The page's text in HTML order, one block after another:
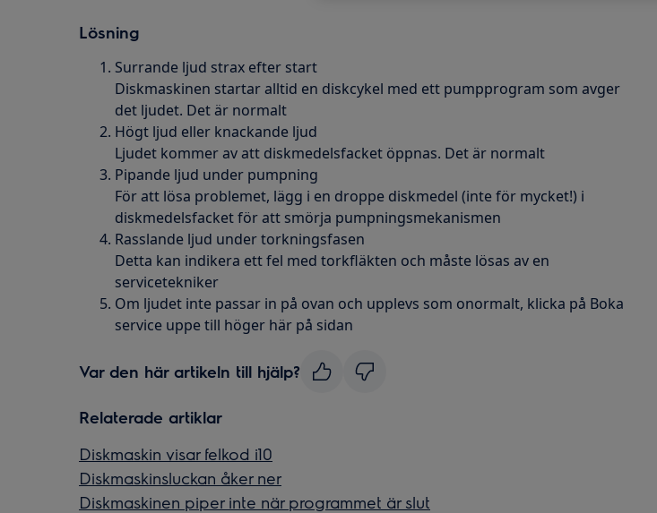
Lösning
Surrande ljud strax efter start
Diskmaskinen startar alltid en diskcykel med ett pumpprogram som avger
det ljudet. Det är normalt
Högt ljud eller knackande ljud
Ljudet kommer av att diskmedelsfacket öppnas. Det är normalt
Pipande ljud under pumpning
För att lösa problemet, lägg i en droppe diskmedel (inte för mycket!) i
diskmedelsfacket för att smörja pumpningsmekanismen
Rasslande ljud under torkningsfasen
Detta kan indikera ett fel med torkfläkten och måste lösas av en
servicetekniker
Om ljudet inte passar in på ovan och upplevs som onormalt, klicka på Boka
service uppe till höger här på sidan
Var den här artikeln till hjälp?
Relaterade artiklar
Diskmaskin visar felkod i10
Diskmaskinsluckan åker ner
Diskmaskinen piper inte när programmet är slut